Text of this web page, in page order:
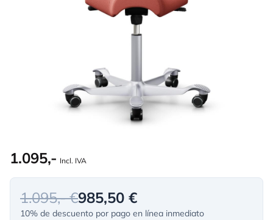
1.095,- Incl. IVA
1.095,- €985,50 €
10% de descuento por pago en línea inmediato